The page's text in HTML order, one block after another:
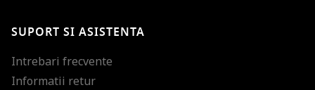
SUPORT SI ASISTENTA
Intrebari frecvente
Informatii retur